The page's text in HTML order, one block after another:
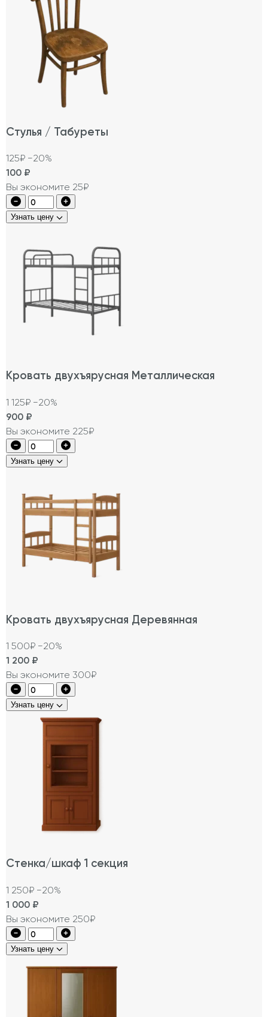
Стулья / Табуреты
125₽ −20%
100 ₽
Вы экономите 25₽
Узнать цену
Кровать двухъярусная Металлическая
1 125₽ −20%
900 ₽
Вы экономите 225₽
Узнать цену
Кровать двухъярусная Деревянная
1 500₽ −20%
1 200 ₽
Вы экономите 300₽
Узнать цену
Стенка/шкаф 1 секция
1 250₽ −20%
1 000 ₽
Вы экономите 250₽
Узнать цену